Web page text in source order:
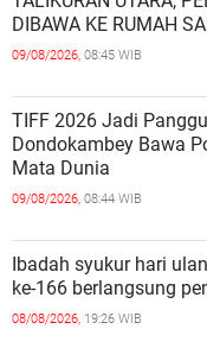
DIBAWA KE RUMAH
09/08/2026, 08:45 WIB
TIFF 2026 Jadi
Dondokambey Bawa
Mata Dunia
09/08/2026, 08:44 WIB
Ibadah syukur hari
ke-166 berlangsung
08/08/2026, 19:26 WIB